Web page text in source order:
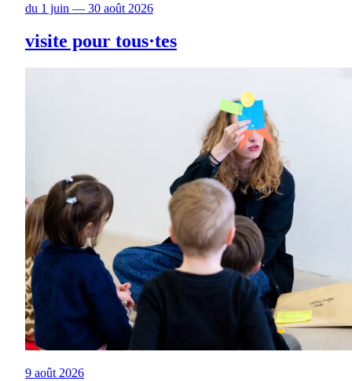
du 1 juin — 30 août 2026
visite pour tous·tes
9 août 2026